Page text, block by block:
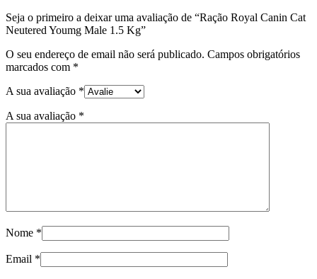
Seja o primeiro a deixar uma avaliação de “Ração Royal Canin Cat
Neutered Youmg Male 1.5 Kg”
O seu endereço de email não será publicado. Campos obrigatórios
marcados com *
A sua avaliação *
A sua avaliação *
Nome *
Email *